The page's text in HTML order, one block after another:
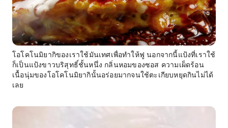
โอโคโนมิยากิของเราใช้มันเทศเพื่อทำให้ฟู นอกจากนี้แป้งที่เราใช้
ก็เป็นแป้งขาวบริสุทธิ์ชั้นหนึ่ง กลิ่นหอมของซอส ความเผ็ดร้อน
เนื้อนุ่มของโอโคโนมิยากินั้นอร่อยมากจนใช้ตะเกียบหยุดกินไม่ได้
เลย